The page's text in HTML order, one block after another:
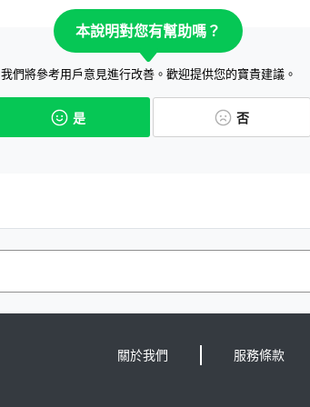
本說明對您有幫助嗎？
我們將參考用戶意見進行改善。歡迎提供您的寶貴建議。
是 否
關於我們 服務條款